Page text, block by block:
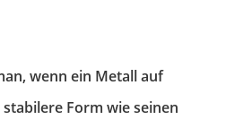
wenn ein Metall auf
Form wie seinen